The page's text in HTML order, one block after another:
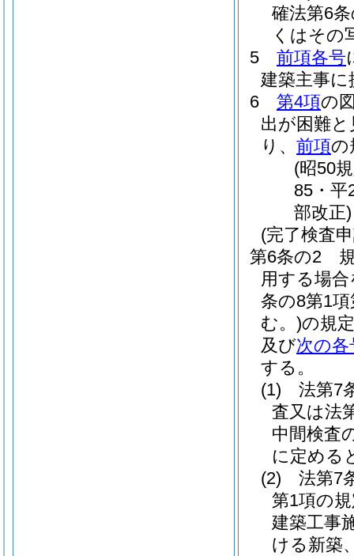
確法第6
くはその
5
前項各号
建築主事
6
第4項の
出が困難
り、 前項の
(昭50
85・平
部改正)
(完了検査
第6条の2
用する場
条の8第1
む。)の規
及び次の各
する。
(1)
法第7
査又は法
中間検査
に定める
(2)
法第7
第1項の
建築工事
ける新築